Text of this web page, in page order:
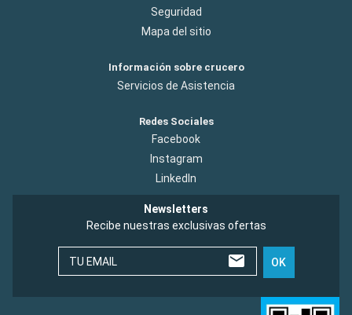
Seguridad
Mapa del sitio
Información sobre crucero
Servicios de Asistencia
Redes Sociales
Facebook
Instagram
LinkedIn
Newsletters
Recibe nuestras exclusivas ofertas
TU EMAIL OK